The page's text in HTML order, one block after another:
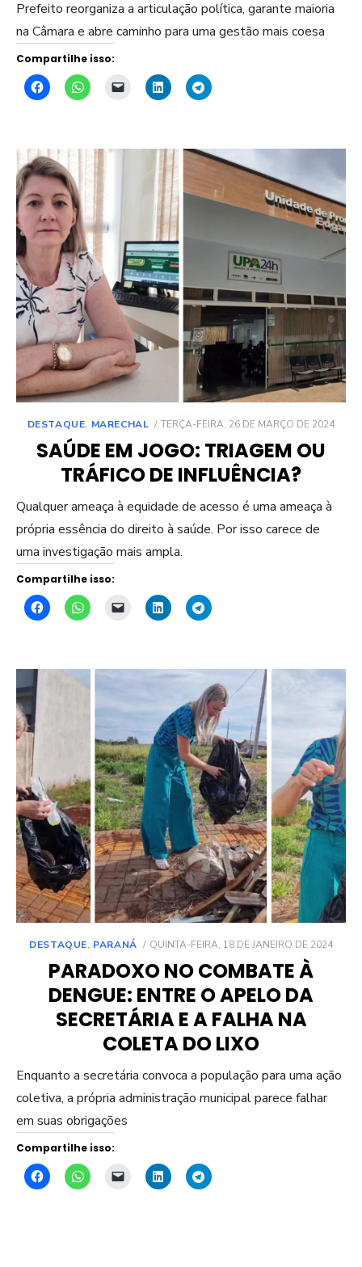
Prefeito reorganiza a articulação política, garante maioria
na Câmara e abre caminho para uma gestão mais coesa
Compartilhe isso:
DESTAQUE, MARECHAL
POSTED
TERÇA-FEIRA, 26 DE MARÇO DE 2024
SAÚDE EM JOGO: TRIAGEM OU
TRÁFICO DE INFLUÊNCIA?
Qualquer ameaça à equidade de acesso é uma ameaça à
própria essência do direito à saúde. Por isso carece de
uma investigação mais ampla.
Compartilhe isso:
DESTAQUE, PARANÁ
POSTED
QUINTA-FEIRA, 18 DE JANEIRO DE 2024
PARADOXO NO COMBATE À
DENGUE: ENTRE O APELO DA
SECRETÁRIA E A FALHA NA
COLETA DO LIXO
Enquanto a secretária convoca a população para uma ação
coletiva, a própria administração municipal parece falhar
em suas obrigações
Compartilhe isso: